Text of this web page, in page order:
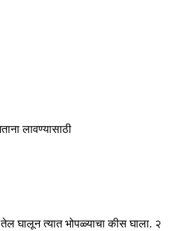
लावण्यासाठी
तेल घालून त्यात भोपळ्याचा कीस घाला. २